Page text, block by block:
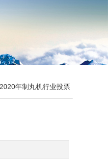
年制丸机行业投票